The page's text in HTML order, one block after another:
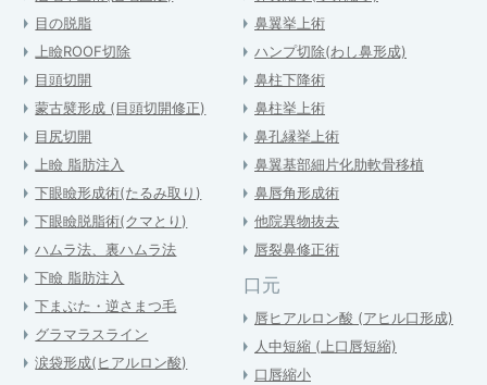
目の脱脂
上瞼ROOF切除
目頭切開
蒙古襞形成 (目頭切開修正)
目尻切開
上瞼 脂肪注入
下眼瞼形成術(たるみ取り)
下眼瞼脱脂術(クマとり)
ハムラ法、裏ハムラ法
下瞼 脂肪注入
下まぶた・逆さまつ毛
グラマラスライン
涙袋形成(ヒアルロン酸)
鼻翼挙上術
ハンプ切除(わし鼻形成)
鼻柱下降術
鼻柱挙上術
鼻孔縁挙上術
鼻翼基部細片化肋軟骨移植
鼻唇角形成術
他院異物抜去
唇裂鼻修正術
口元
唇ヒアルロン酸 (アヒル口形成)
人中短縮 (上口唇短縮)
口唇縮小